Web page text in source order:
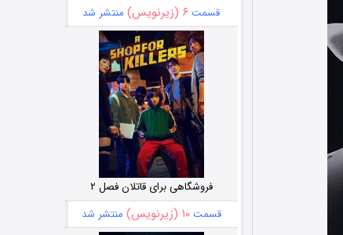
قسمت ۶ (زیرنویس) منتشر شد
فروشگاهی برای قاتلان فصل ۲
قسمت۱۰ (زیرنویس) منتشر شد